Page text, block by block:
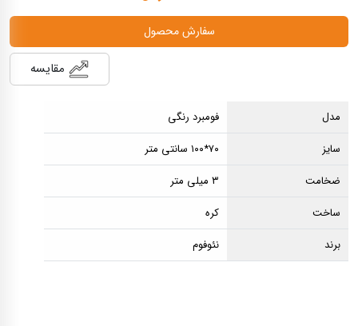
سفارش محصول
مقایسه
مدل
فومبرد رنگی
سایز
۷۰*۱۰۰ سانتی متر
ضخامت
۳ میلی متر
ساخت
کره
برند
نئوفوم